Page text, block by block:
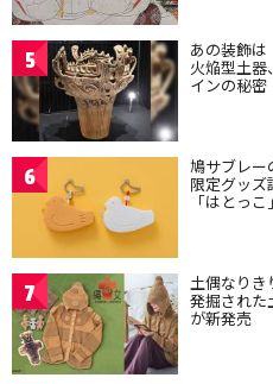
5 あの装飾は
火焔型土器
インの秘密
6 鳩サブレー
限定グッズ
「はとっこ」
7 土偶なりき
発掘された
が新発売